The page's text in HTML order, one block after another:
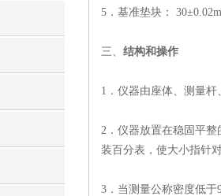
5 ．基准垫块： 30±
三、 结构和操作
1 ．仪器由座体、测量
2 ．仪器放置在稳固平
装百分表，使大小指针
3 ．当测量公称密度低于